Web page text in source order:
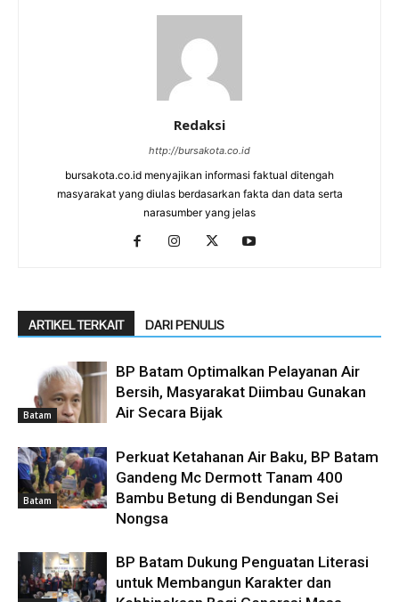
Redaksi
http://bursakota.co.id
bursakota.co.id menyajikan informasi faktual ditengah
masyarakat yang diulas berdasarkan fakta dan data serta
narasumber yang jelas
ARTIKEL TERKAIT DARI PENULIS
Batam
BP Batam Optimalkan Pelayanan Air
Bersih, Masyarakat Diimbau Gunakan
Air Secara Bijak
Batam
Perkuat Ketahanan Air Baku, BP Batam
Gandeng Mc Dermott Tanam 400
Bambu Betung di Bendungan Sei
Nongsa
BP Batam Dukung Penguatan Literasi
untuk Membangun Karakter dan